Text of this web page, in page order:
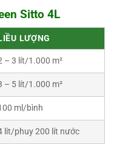
Sitto 4L
LƯỢNG
– 3 lít/1.000 m²
– 5 lít/1.000 m²
ml/bình
lít/phuy 200 lít nước